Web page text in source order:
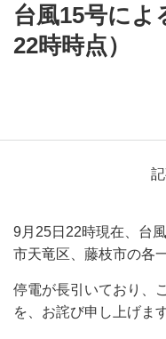
台風15号によ
22時時点）
9月25日22時現在、台
市天竜区、藤枝市の各
停電が長引いており、
を、お詫び申し上げます